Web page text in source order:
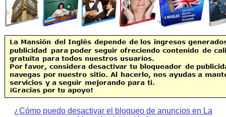
¿Cómo puedo desactivar el bloqueo de anuncios en La